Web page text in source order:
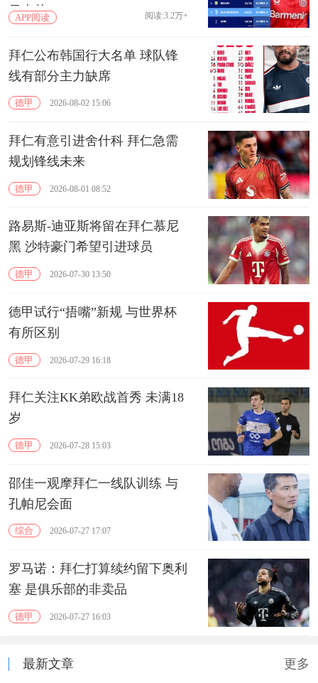
元大关
APP阅读 阅读:3.2万+
拜仁公布韩国行大名单 球队锋
线有部分主力缺席
德甲 2026-08-02 15:06
拜仁有意引进舍什科 拜仁急需
规划锋线未来
德甲 2026-08-01 08:52
路易斯-迪亚斯将留在拜仁慕尼
黑 沙特豪门希望引进球员
德甲 2026-07-30 13:50
德甲试行“捂嘴”新规 与世界杯
有所区别
德甲 2026-07-29 16:18
拜仁关注KK弟欧战首秀 未满18
岁
德甲 2026-07-28 15:03
邵佳一观摩拜仁一线队训练 与
孔帕尼会面
综合 2026-07-27 17:07
罗马诺：拜仁打算续约留下奥利
塞 是俱乐部的非卖品
德甲 2026-07-27 16:03
最新文章 更多